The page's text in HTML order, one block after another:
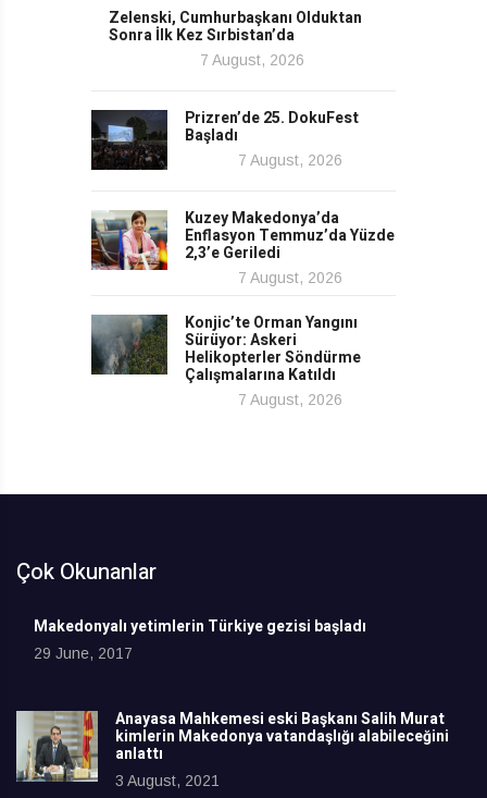
Zelenski, Cumhurbaşkanı Olduktan
Sonra İlk Kez Sırbistan’da
7 August, 2026
Prizren’de 25. DokuFest
Başladı
7 August, 2026
Kuzey Makedonya’da
Enflasyon Temmuz’da Yüzde
2,3’e Geriledi
7 August, 2026
Konjic’te Orman Yangını
Sürüyor: Askeri
Helikopterler Söndürme
Çalışmalarına Katıldı
7 August, 2026
Çok Okunanlar
Makedonyalı yetimlerin Türkiye gezisi başladı
29 June, 2017
Anayasa Mahkemesi eski Başkanı Salih Murat
kimlerin Makedonya vatandaşlığı alabileceğini
anlattı
3 August, 2021